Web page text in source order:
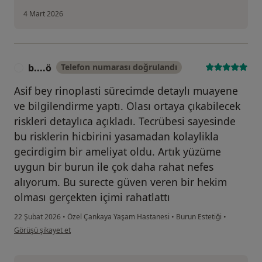
4 Mart 2026
b....ö Telefon numarası doğrulandı
Asif bey rinoplasti sürecimde detaylı muayene
ve bilgilendirme yaptı. Olası ortaya çıkabilecek
riskleri detaylıca açıkladı. Tecrübesi sayesinde
bu risklerin hicbirini yasamadan kolaylikla
gecirdigim bir ameliyat oldu. Artık yüzüme
uygun bir burun ile çok daha rahat nefes
alıyorum. Bu surecte güven veren bir hekim
olması gerçekten içimi rahatlattı
22 Şubat 2026 • Özel Çankaya Yaşam Hastanesi • Burun Estetiği •
kullanıcının görüşüne göre b....ö
Görüşü şikayet et